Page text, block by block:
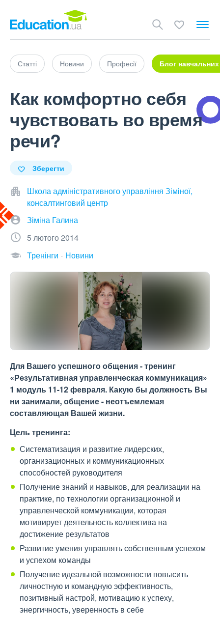
Статті Новини Професії Блог навчальних
Как комфортно себя
чувствовать во время
речи?
Зберегти
Школа адміністративного управління Зіміної,
консалтинговий центр
Зіміна Галина
5 лютого 2014
Тренінги
Новини
Для Вашего успешного общения - тренинг
«Результативная управленческая коммуникация»
1 модуль 11-12 февраля. Какую бы должность Вы
ни занимали, общение - неотъемлемая
составляющая Вашей жизни.
Цельтренинга:
Систематизация и развитие лидерских,
организационных и коммуникационных
способностей руководителя
Получение знаний и навыков, для реализации на
практике, по технологии организационной и
управленческой коммуникации, которая
мотивирует деятельность коллектива на
достижение результатов
Развитие умения управлять собственным успехом
и успехом команды
Получение идеальной возможности повысить
личностную и командную эффективность,
позитивный настрой, мотивацию к успеху,
энергичность, уверенность в себе